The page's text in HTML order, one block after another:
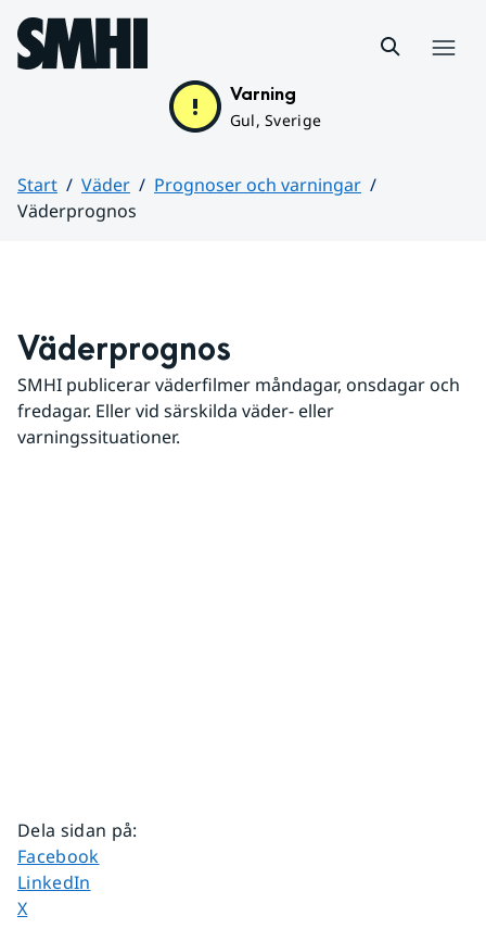
Hoppa till sidans innehåll
Varning
Gul, Sverige
Start Väder
Prognoser och varningar
Väderprognos
Väderprognos
SMHI publicerar väderfilmer måndagar, onsdagar och
fredagar. Eller vid särskilda väder- eller
varningssituationer.
Dela sidan på:
Dela sidan på
Facebook
Dela sidan på
LinkedIn
Dela sidan på
X